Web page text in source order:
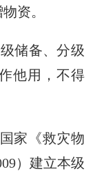
资。
储备、分级
他用，不得
家《救灾物
）建立本级